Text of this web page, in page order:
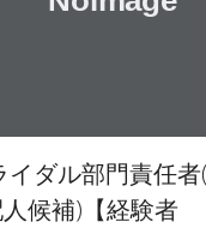
イダル部門責任
候補)【経験者